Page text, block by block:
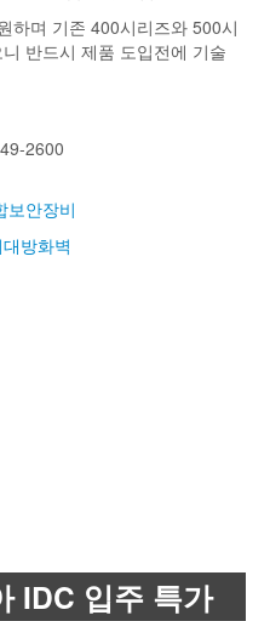
하며 기존 400시리즈와 500시
반드시 제품 도입전에 기술
2600
보안장비
방화벽
IDC 입주 특가